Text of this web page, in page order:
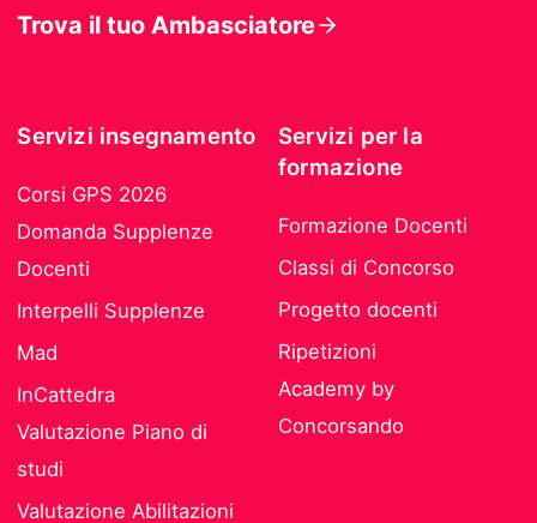
Trova il tuo Ambasciatore
Servizi insegnamento
Corsi GPS 2026
Domanda Supplenze
Docenti
Interpelli Supplenze
Mad
InCattedra
Valutazione Piano di
studi
Valutazione Abilitazioni
Servizi per la
formazione
Formazione Docenti
Classi di Concorso
Progetto docenti
Ripetizioni
Academy by
Concorsando